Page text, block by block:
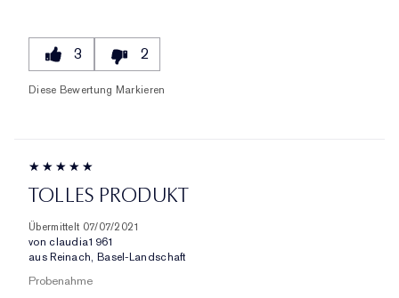
3 2
Diese Bewertung Markieren
TOLLES PRODUKT
Übermittelt 07/07/2021
von claudia1961
aus Reinach, Basel-Landschaft
Probenahme